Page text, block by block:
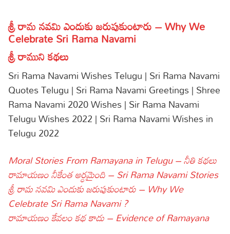
శ్రీ రామ నవమి ఎందుకు జరుపుకుంటారు – Why We
Celebrate Sri Rama Navami
శ్రీ రాముని కథలు
Sri Rama Navami Wishes Telugu | Sri Rama Navami
Quotes Telugu | Sri Rama Navami Greetings | Shree
Rama Navami 2020 Wishes | Sir Rama Navami
Telugu Wishes 2022 | Sri Rama Navami Wishes in
Telugu 2022
Moral Stories From Ramayana in Telugu – నీతి కథలు
రామాయణం నీకేంత అర్ధమైంది – Sri Rama Navami Stories
శ్రీ రామ నవమి ఎందుకు జరుపుకుంటారు – Why We
Celebrate Sri Rama Navami ?
రామాయణం కేవలం కథ కాదు – Evidence of Ramayana